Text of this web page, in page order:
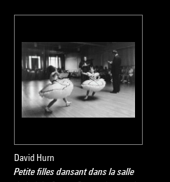
David Hurn
Petite filles dansant dans la salle